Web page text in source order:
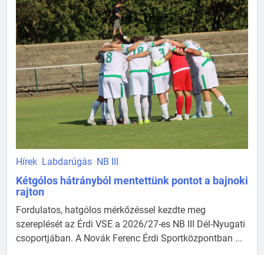
Hírek Labdarúgás NB III
Kétgólos hátrányból mentettünk pontot a bajnoki
rajton
Fordulatos, hatgólos mérkőzéssel kezdte meg
szereplését az Érdi VSE a 2026/27-es NB III Dél-Nyugati
csoportjában. A Novák Ferenc Érdi Sportközpontban ...